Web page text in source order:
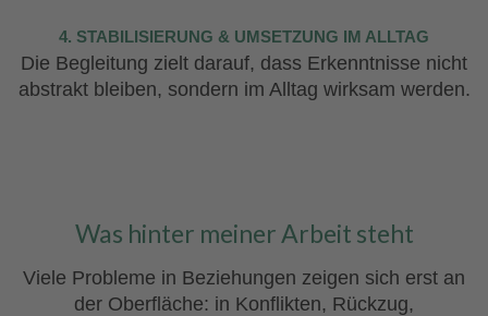
4. STABILISIERUNG & UMSETZUNG IM ALLTAG
Die Begleitung zielt darauf, dass Erkenntnisse nicht
abstrakt bleiben, sondern im Alltag wirksam werden.
Was hinter meiner Arbeit steht
Viele Probleme in Beziehungen zeigen sich erst an
der Oberfläche: in Konflikten, Rückzug,